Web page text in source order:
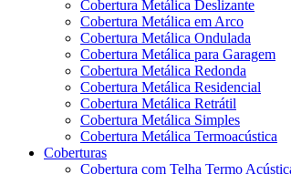
Cobertura Metálica Deslizante
Cobertura Metálica em Arco
Cobertura Metálica Ondulada
Cobertura Metálica para Garagem
Cobertura Metálica Redonda
Cobertura Metálica Residencial
Cobertura Metálica Retrátil
Cobertura Metálica Simples
Cobertura Metálica Termoacústica
Coberturas
Cobertura com Telha Termo